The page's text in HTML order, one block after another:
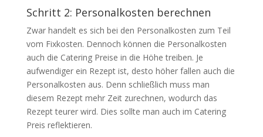
Schritt 2: Personalkosten berechnen
Zwar handelt es sich bei den Personalkosten zum Teil
vom Fixkosten. Dennoch können die Personalkosten
auch die Catering Preise in die Höhe treiben. Je
aufwendiger ein Rezept ist, desto höher fallen auch die
Personalkosten aus. Denn schließlich muss man
diesem Rezept mehr Zeit zurechnen, wodurch das
Rezept teurer wird. Dies sollte man auch im Catering
Preis reflektieren.